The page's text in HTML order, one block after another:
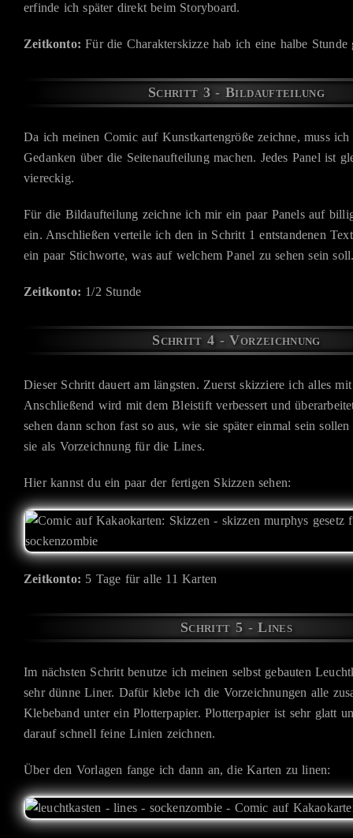
erfinde ich später direkt beim Storyboard.
Zeitkonto: Für die Charakterskizze hab ich eine halbe Stunde
Schritt 3 - Bildaufteilung
Da ich meinen Comic auf Kunstkartengröße zeichne, muss
Gedanken über die Seitenaufteilung machen. Jedes Panel ist
viereckig.
Für die Bildaufteilung zeichne ich mir ein paar Panels auf
ein. Anschließen verteile ich den in Schritt 1 entstandenen
ein paar Stichworte, was auf welchem Panel zu sehen sein
Zeitkonto: 1/2 Stunde
Schritt 4 - Vorzeichnung
Dieser Schritt dauert am längsten. Zuerst skizziere ich alles
Anschließend wird mit dem Bleistift verbessert und
sehen dann schon fast so aus, wie sie später einmal sein
sie als Vorzeichnung für die Lines.
Hier kannst du ein paar der fertigen Skizzen sehen:
Zeitkonto: 5 Tage für alle 11 Karten
Schritt 5 - Lines
Im nächsten Schritt benutze ich meinen selbst gebauten
sehr dünne Liner. Dafür klebe ich die Vorzeichnungen alle
Klebeband unter ein Plotterpapier. Plotterpapier ist sehr glatt
darauf schnell feine Linien zeichnen.
Über den Vorlagen fange ich dann an, die Karten zu linen: